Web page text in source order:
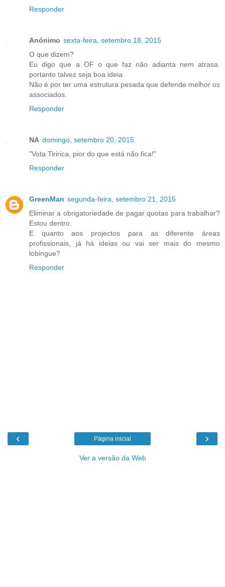
Responder
Anónimo sexta-feira, setembro 18, 2015
O que dizem?
Eu digo que a OF o que faz não adianta nem atrasa.
portanto talvez seja boa ideia.
Não é por ter uma estrutura pesada que defende melhor os
associados.
Responder
NA domingo, setembro 20, 2015
"Vota Tiririca, pior do que está não fica!"
Responder
GreenMan segunda-feira, setembro 21, 2015
Eliminar a obrigatoriedade de pagar quotas para trabalhar?
Estou dentro.
E quanto aos projectos para as diferente áreas
profissionais, já há ideias ou vai ser mais do mesmo
lobingue?
Responder
‹ ›
Página inicial
Ver a versão da Web